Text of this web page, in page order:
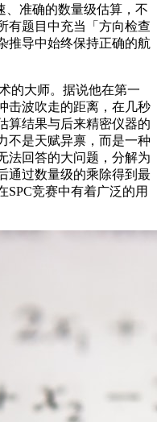
、准确的数量级估算，不
有题目中充当「方向检查
推导中始终保持正确的航
的大师。据说他在第一
击波吹走的距离，在几秒
结果与后来精密仪器的
不是天赋异禀，而是一种
法回答的大问题，分解为
通过数量级的乘除得到最
SPC竞赛中有着广泛的用